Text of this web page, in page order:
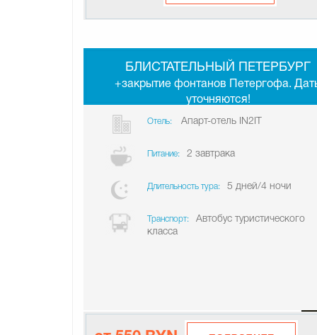
БЛИСТАТЕЛЬНЫЙ ПЕТЕРБУРГ
+закрытие фонтанов Петергофа.
уточняются!
Отель: Апарт-отель IN2IT
Питание: 2 завтрака
Длительность тура: 5 дней/4 ночи
Транспорт:
Автобус туристического
класса